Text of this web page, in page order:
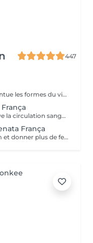
447
Effet lifting immédiat, il dégonfle, accentue les formes du visage et favorise la revitalisation naturelle de la peau.
Cette technique réduit les dèmes, active la circulation sanguine et potentialise un réseaux complexe de vaisseaux ou passent les fluides corporels, réduisant ainsi la tant redouté cellulite.
França
La technique idéale pour réduire les cm et donner plus de fermeté, de forme au corps. Elle lisse et améliore la qualité de la peau